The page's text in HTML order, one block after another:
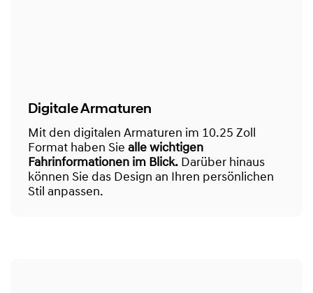
Digitale Armaturen
Mit den digitalen Armaturen im 10.25 Zoll
Format haben Sie alle wichtigen
Fahrinformationen im Blick. Darüber hinaus
können Sie das Design an Ihren persönlichen
Stil anpassen.